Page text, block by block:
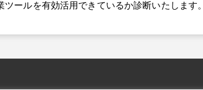
ールを有効活用できているか診断いたします。